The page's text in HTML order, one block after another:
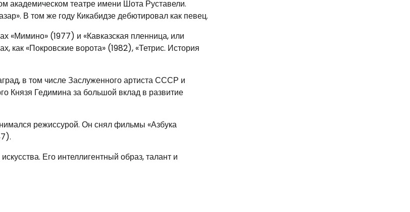
академическом театре имени Шота Руставели.
В том же году Кикабидзе дебютировал как певец.
«Мимино» (1977) и «Кавказская пленница, или
«Покровские ворота» (1982), «Тетрис. История
в том числе Заслуженного артиста СССР и
Князя Гедимина за большой вклад в развитие
режиссурой. Он снял фильмы «Азбука
Его интеллигентный образ, талант и